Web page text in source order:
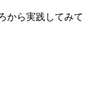
から実践してみて